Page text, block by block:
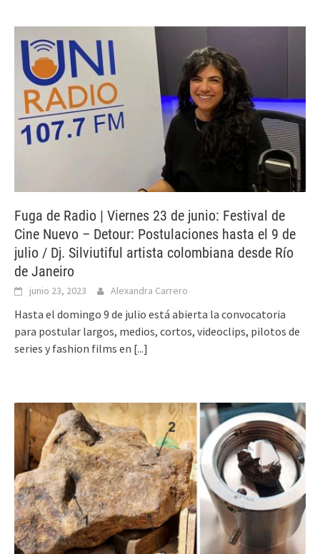
Fuga de Radio | Viernes 23 de junio: Festival de
Cine Nuevo – Detour: Postulaciones hasta el 9 de
julio / Dj. Silviutiful artista colombiana desde Río
de Janeiro
junio 23, 2023 Alexandra Carrero
Hasta el domingo 9 de julio está abierta la convocatoria
para postular largos, medios, cortos, videoclips, pilotos de
series y fashion films en [...]